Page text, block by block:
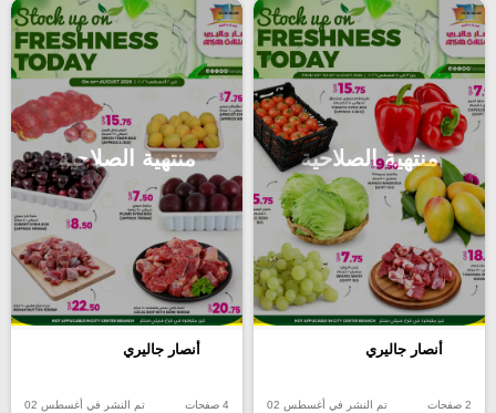
منتهية الصلاحية
أنصار جاليري
2 صفحات تم النشر في أغسطس 02
منتهية الصلاحية
أنصار جاليري
4 صفحات تم النشر في أغسطس 02